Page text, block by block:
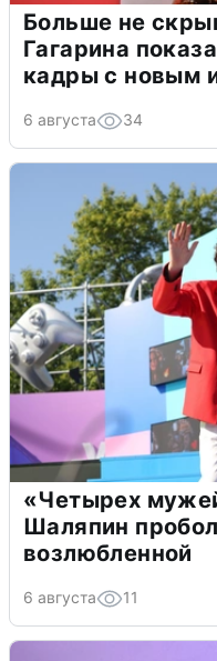
Больше не
Гагарина
кадры с новым
6 августа 34
«Четырех
Шаляпин
возлюбленной
6 августа 11